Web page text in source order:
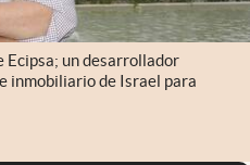
Ecipsa; un desarrollador
inmobiliario de Israel para